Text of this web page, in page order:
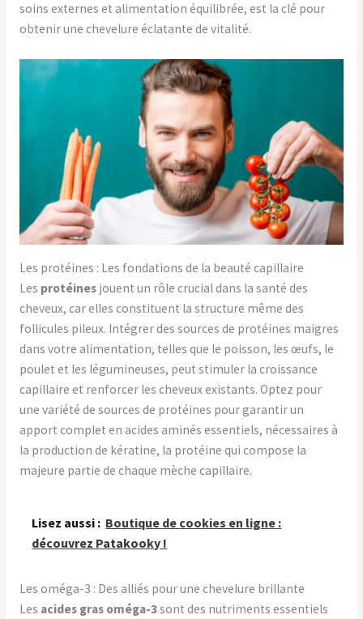
soins externes et alimentation équilibrée, est la clé pour
obtenir une chevelure éclatante de vitalité.
Les protéines : Les fondations de la beauté capillaire
Les protéinesjouent un rôle crucial dans la santé des
cheveux, car elles constituent la structure même des
follicules pileux. Intégrer des sources de protéines maigres
dans votre alimentation, telles que le poisson, les œufs, le
poulet et les légumineuses, peut stimuler la croissance
capillaire et renforcer les cheveux existants. Optez pour
une variété de sources de protéines pour garantir un
apport complet en acides aminés essentiels, nécessaires à
la production de kératine, la protéine qui compose la
majeure partie de chaque mèche capillaire.
Lisez aussi : Boutique de cookies en ligne :
découvrez Patakooky !
Les oméga-3 : Des alliés pour une chevelure brillante
Les acides gras oméga-3sont des nutriments essentiels